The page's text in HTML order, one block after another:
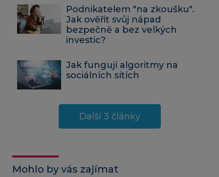
Podnikatelem "na zkoušku".
Jak ověřit svůj nápad
bezpečně a bez velkých
investic?
Jak fungují algoritmy na
sociálních sítích
Další 3 články
Mohlo by vás zajímat